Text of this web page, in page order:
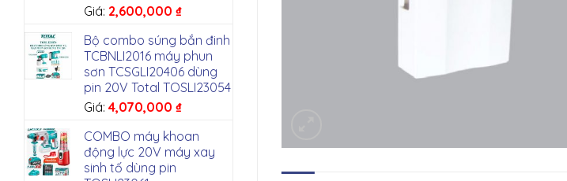
Giá: 2,600,000 ₫
Bộ combo súng bắn đinh
TCBNLI2016 máy phun
sơn TCSGLI20406 dùng
pin 20V Total TOSLI23054
Giá: 4,070,000 ₫
COMBO máy khoan
động lực 20V máy xay
sinh tố dùng pin